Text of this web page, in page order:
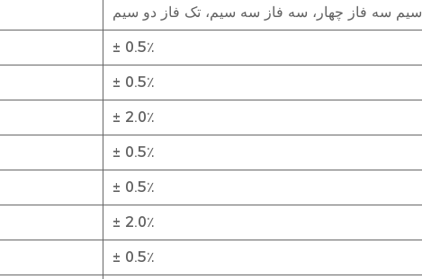
سیم سه فاز چهار، سه فاز سه سیم، تک فاز دو سیم
± 0.5٪
± 0.5٪
± 2.0٪
± 0.5٪
± 0.5٪
± 2.0٪
± 0.5٪